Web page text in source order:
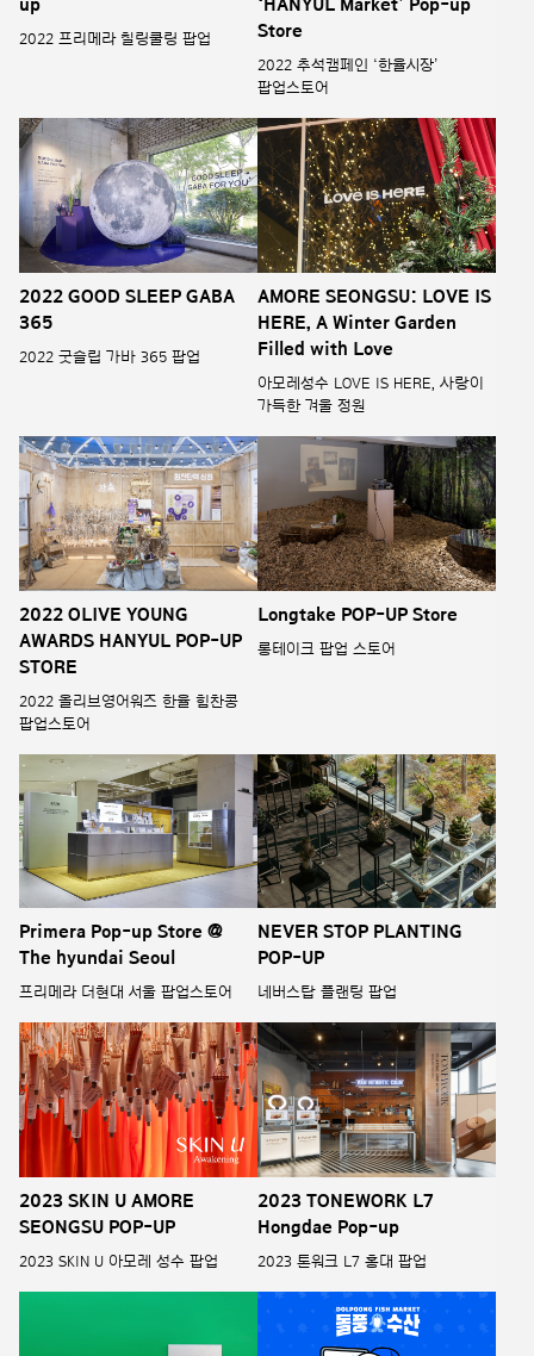
up
2022 프리메라 칠링쿨링 팝업
‘HANYUL Market’ Pop-up
Store
2022 추석캠페인 ‘한율시장’
팝업스토어
2022 GOOD SLEEP GABA
365
2022 굿슬립 가바 365 팝업
AMORE SEONGSU: LOVE IS
HERE, A Winter Garden
Filled with Love
아모레성수 LOVE IS HERE, 사랑이
가득한 겨울 정원
2022 OLIVE YOUNG
AWARDS HANYUL POP-UP
STORE
2022 올리브영어워즈 한율 힘찬콩
팝업스토어
Longtake POP-UP Store
롱테이크 팝업 스토어
Primera Pop-up Store @
The hyundai Seoul
프리메라 더현대 서울 팝업스토어
NEVER STOP PLANTING
POP-UP
네버스탑 플랜팅 팝업
2023 SKIN U AMORE
SEONGSU POP-UP
2023 SKIN U 아모레 성수 팝업
2023 TONEWORK L7
Hongdae Pop-up
2023 톤워크 L7 홍대 팝업